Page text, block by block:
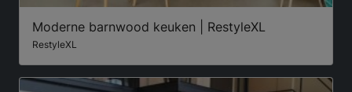
Moderne barnwood keuken | RestyleXL
RestyleXL